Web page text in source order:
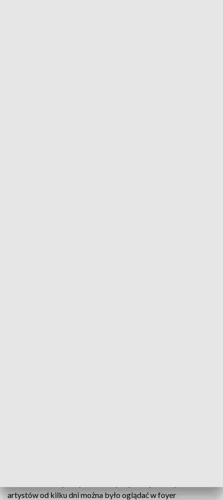
artystów od kilku dni można było oglądać w foyer